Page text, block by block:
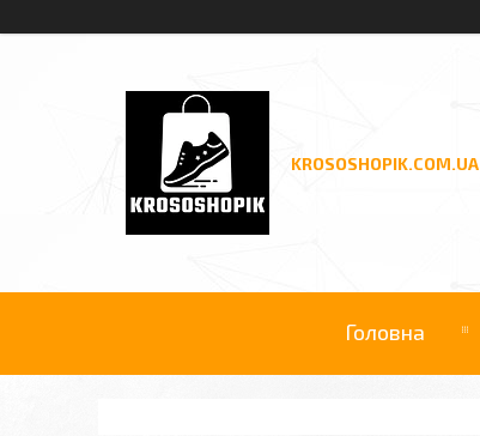
KROSOSHOPIK.COM.UA
Головна